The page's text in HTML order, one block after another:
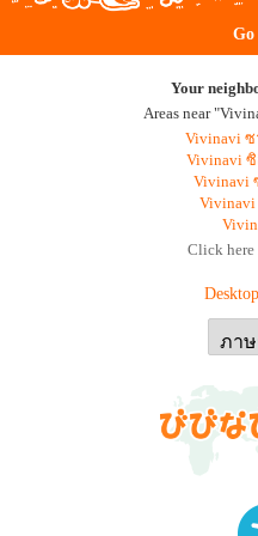
Your
Areas near
Vivinavi
Vivinavi
Vivinavi
Click here
Desktop